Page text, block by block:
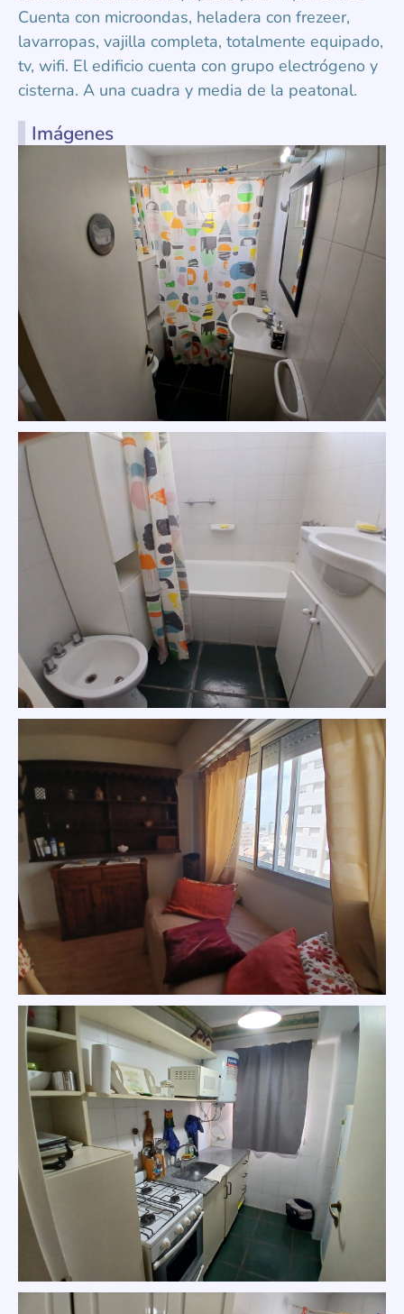
Cuenta con microondas, heladera con frezeer,
lavarropas, vajilla completa, totalmente equipado,
tv, wifi. El edificio cuenta con grupo electrógeno y
cisterna. A una cuadra y media de la peatonal.
Imágenes